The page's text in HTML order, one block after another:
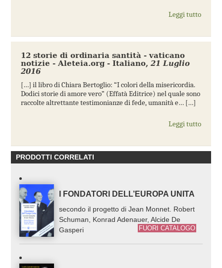
Leggi tutto
12 storie di ordinaria santità - vaticano
notizie - Aleteia.org - Italiano, 21 Luglio
2016
[…] il libro di Chiara Bertoglio: “I colori della misericordia.
Dodici storie di amore vero” (Effatà Editrice) nel quale sono
raccolte altrettante testimonianze di fede, umanità e… […]
Leggi tutto
PRODOTTI CORRELATI
I FONDATORI DELL’EUROPA UNITA
secondo il progetto di Jean Monnet. Robert
Schuman, Konrad Adenauer, Alcide De
Gasperi
FUORI CATALOGO